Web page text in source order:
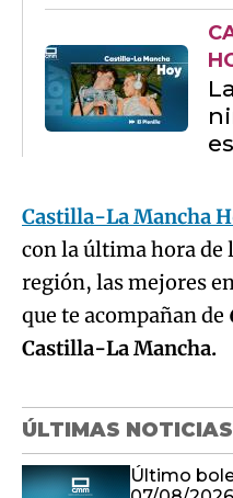
Castilla-La Mancha
con la última hora de
región, las mejores
que te acompañan de
Castilla-La Mancha.
ÚLTIMAS NOTICIAS
Último